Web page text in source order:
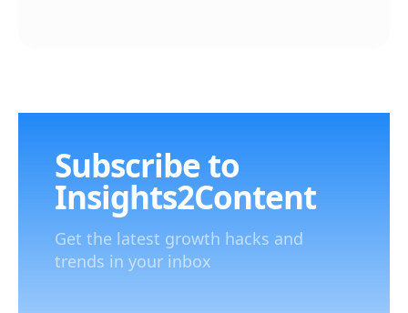
Subscribe to
Insights2Content
Get the latest growth hacks and
trends in your inbox